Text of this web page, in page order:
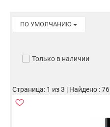
ПО УМОЛЧАНИЮ
Только в наличии
Страница: 1 из 3 | Найдено : 76